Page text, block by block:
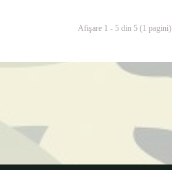
Afişare 1 - 5 din 5 (1 pagini)